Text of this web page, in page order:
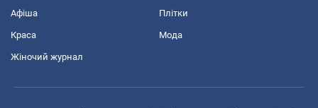
Афіша Плітки
Краса Мода
Жіночий журнал